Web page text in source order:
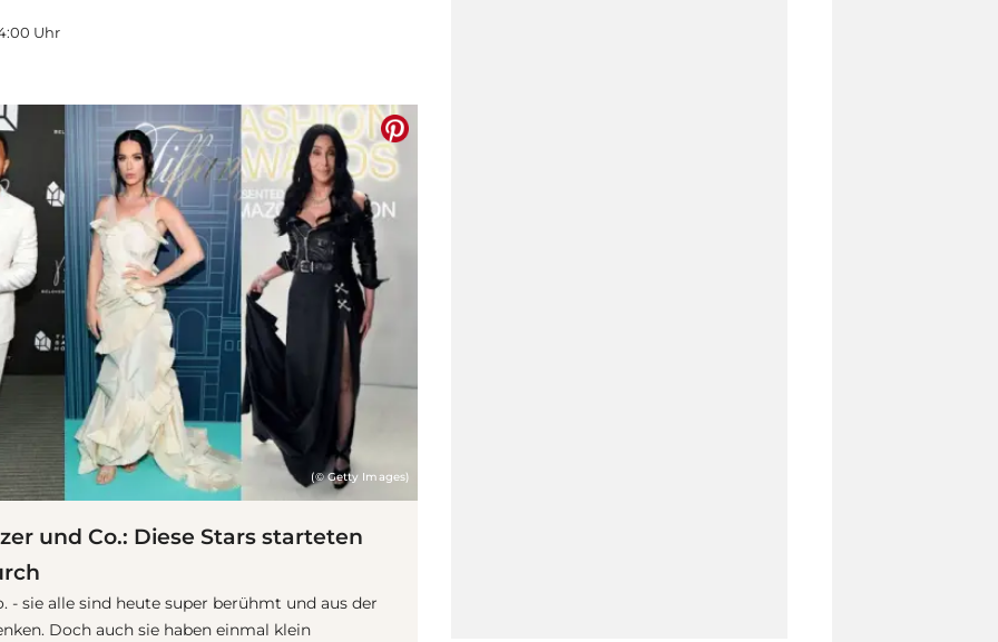
Uhr
(© Getty Images)
und Co.: Diese Stars starteten
- sie alle sind heute super berühmt und aus der
Doch auch sie haben einmal klein